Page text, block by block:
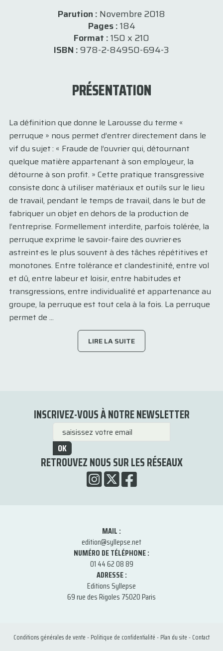
Parution : Novembre 2018
Pages :184
Format :150 x 210
ISBN :978-2-84950-694-3
PRÉSENTATION
La définition que donne le Larousse du terme «
perruque » nous permet d’entrer directement dans le
vif du sujet : « Fraude de l’ouvrier qui, détournant
quelque matière appartenant à son employeur, la
détourne à son profit. » Cette pratique transgressive
consiste donc à utiliser matériaux et outils sur le lieu
de travail, pendant le temps de travail, dans le but de
fabriquer un objet en dehors de la production de
l’entreprise. Formellement interdite, parfois tolérée, la
perruque exprime le savoir-faire des ouvrier·es
astreint·es le plus souvent à des tâches répétitives et
monotones. Entre tolérance et clandestinité, entre vol
et dû, entre labeur et loisir, entre habitudes et
transgressions, entre individualité et appartenance au
groupe, la perruque est tout cela à la fois. La perruque
permet de ...
LIRE LA SUITE
INSCRIVEZ-VOUS À NOTRE NEWSLETTER
OK
RETROUVEZ NOUS SUR LES RÉSEAUX
MAIL :
edition@syllepse.net
NUMÉRO DE TÉLÉPHONE :
01 44 62 08 89
ADRESSE :
Editions Syllepse
69 rue des Rigoles 75020 Paris
Conditions générales de vente-Politique de confidentialité-Plan du site-Contact